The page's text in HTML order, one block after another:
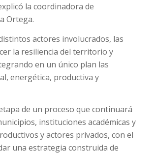
la coordinadora de
Ortega.
actores involucrados, las
la resiliencia del territorio y
en un único plan las
energética, productiva y
de un proceso que continuará
instituciones académicas y
y actores privados, con el
una estrategia construida de